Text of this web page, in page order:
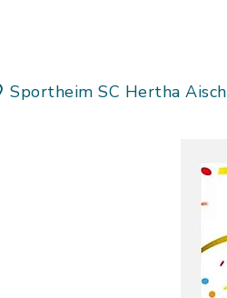
Sportheim SC Hertha Aisch